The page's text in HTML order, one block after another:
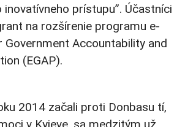
prístupu”. Účastníci
na rozšírenie programu e-
Government Accountability and
(EGAP).
2014 začali proti Donbasu tí,